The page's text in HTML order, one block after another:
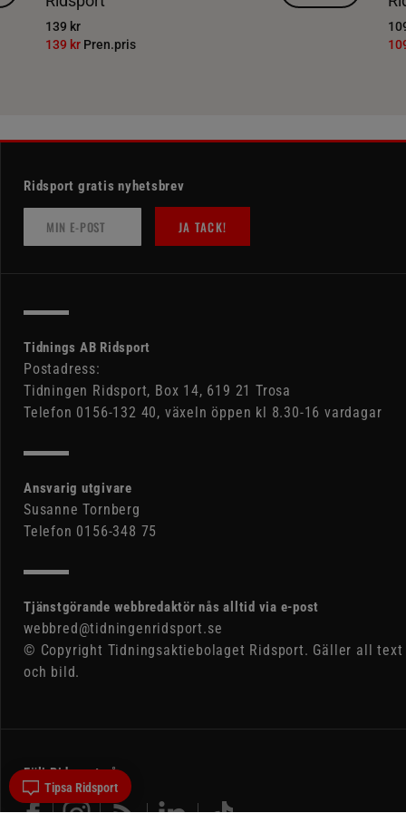
139 kr
139 kr Pren.pris
Tipsa Ridsport
Ridsport gratis nyhetsbrev
JA TACK!
Tidnings AB Ridsport
Postadress:
Tidningen Ridsport, Box 14, 619 21 Trosa
Telefon 0156-132 40, växeln öppen kl 8.30-16 vardagar
Ansvarig utgivare
Susanne Tornberg
Telefon 0156-348 75
Tjänstgörande webbredaktör nås alltid via e-post
webbred@tidningenridsport.se
© Copyright Tidningsaktiebolaget Ridsport. Gäller all text
och bild.
Följ Ridsport på